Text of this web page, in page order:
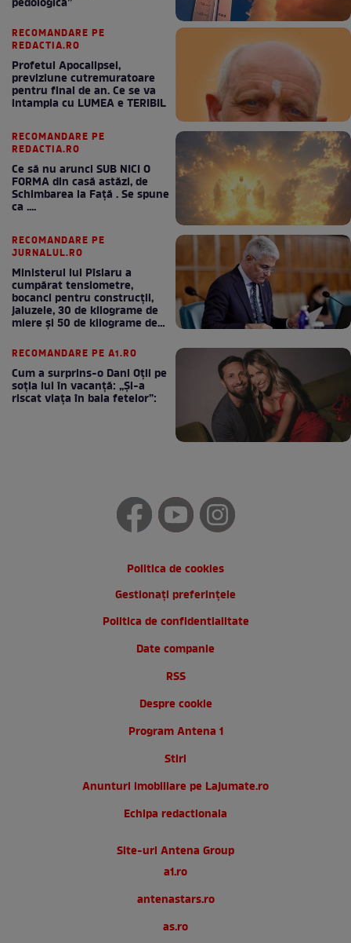
RECOMANDARE PE
REDACTIA.RO
Profetul Apocalipsei,
previziune cutremuratoare
pentru final de an. Ce se va
intampla cu LUMEA e TERIBIL
RECOMANDARE PE
REDACTIA.RO
Ce să nu arunci SUB NICI O
FORMA din casă astăzi, de
Schimbarea la Față . Se spune
ca ....
RECOMANDARE PE
JURNALUL.RO
Ministerul lui Pîslaru a
cumpărat tensiometre,
bocanci pentru construcții,
jaluzele, 30 de kilograme de
miere și 50 de kilograme de
RECOMANDARE PE A1.RO
Cum a surprins-o Dani Oțil pe
soția lui în vacanță: „Și-a
riscat viața în baia fetelor”:
Politica de cookies
Gestionați preferințele
Politica de confidentialitate
Date companie
RSS
Despre cookie
Program Antena 1
Stiri
Anunturi imobiliare pe Lajumate.ro
Echipa redactionala
Site-uri Antena Group
a1.ro
antenastars.ro
as.ro